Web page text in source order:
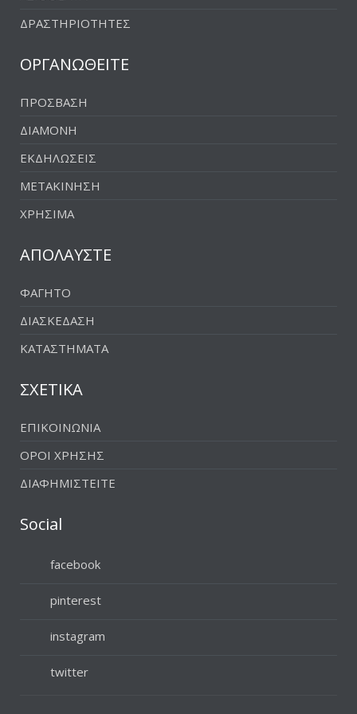
ΔΡΑΣΤΗΡΙΟΤΗΤΕΣ
ΟΡΓΑΝΩΘΕΙΤΕ
ΠΡΟΣΒΑΣΗ
ΔΙΑΜΟΝΗ
ΕΚΔΗΛΩΣΕΙΣ
ΜΕΤΑΚΙΝΗΣΗ
ΧΡΗΣΙΜΑ
ΑΠΟΛΑΥΣΤΕ
ΦΑΓΗΤΟ
ΔΙΑΣΚΕΔΑΣΗ
ΚΑΤΑΣΤΗΜΑΤΑ
ΣΧΕΤΙΚΑ
ΕΠΙΚΟΙΝΩΝΙΑ
ΟΡΟΙ ΧΡΗΣΗΣ
ΔΙΑΦΗΜΙΣΤΕΙΤΕ
Social
facebook
pinterest
instagram
twitter